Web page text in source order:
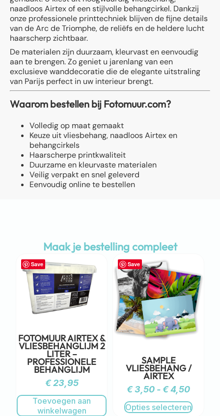
naadloos Airtex of een stijlvolle behangcirkel. Dankzij
onze professionele printtechniek blijven de fijne details
van de Arc de Triomphe, de reliëfs en de heldere lucht
haarscherp zichtbaar.
De materialen zijn duurzaam, kleurvast en eenvoudig
aan te brengen. Zo geniet u jarenlang van een
exclusieve wanddecoratie die de elegante uitstraling
van Parijs perfect in uw interieur brengt.
Waarom bestellen bij Fotomuur.com?
Volledig op maat gemaakt
Keuze uit vliesbehang, naadloos Airtex en
behangcirkels
Haarscherpe printkwaliteit
Duurzame en kleurvaste materialen
Veilig verpakt en snel geleverd
Eenvoudig online te bestellen
Maak je bestelling compleet
Save
FOTOMUUR AIRTEX &
VLIESBEHANGLIJM 2
LITER –
PROFESSIONELE
BEHANGLIJM
€23,95
Toevoegen aan
winkelwagen
Save
SAMPLE
VLIESBEHANG /
AIRTEX
€3,50 - €4,50
Opties selecteren